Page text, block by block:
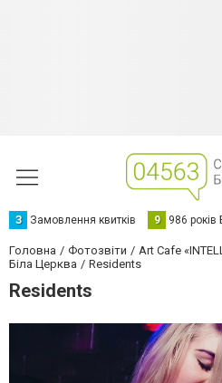
З Замовлення квитків 9 986 років
Головна Фотозвіти
Art Cafe
Біла Церква
Residents
Residents